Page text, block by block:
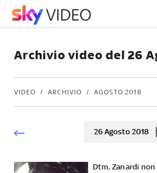
Archivio video del 26
VIDEO ARCHIVIO AGOSTO 2018
26 Agosto 2018
Dtm, Zanardi